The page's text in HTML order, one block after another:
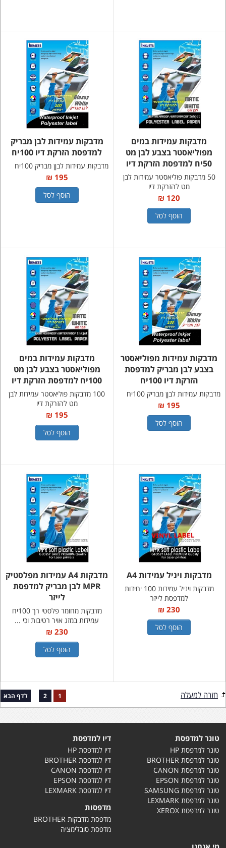
מדבקות עמידות במים
מפוליאסטר בצבע לבן מט
50יח למדפסת הזרקת דיו
50 מדבקות פוליאסטר עמידות לבן
מט להזרקת דיו
120 ₪
הוסף לסל
מדבקות עמידות לבן מבריק
למדפסת הזרקת דיו 100יח
מדבקות עמידות לבןן מבריק 100יח
195 ₪
הוסף לסל
מדבקות עמידות מפוליאסטר
בצבע לבן מבריק למדפסת
הזרקת דיו 100יח
מדבקות עמידות לבןן מבריק 100יח
195 ₪
הוסף לסל
מדבקות עמידות במים
מפוליאסטר בצבע לבן מט
100יח למדפסת הזרקת דיו
100 מדבקות פוליאסטר עמידות לבן
מט להזרקת דיו
195 ₪
הוסף לסל
מדבקות ויניל עמידות A4
מדבקות ויניל עמידות 100 יחידות
למדפסת לייזר
230 ₪
הוסף לסל
מדבקות A4 עמידות מפלסטיק
MPR לבן מבריק למדפסת
לייזר
מדבקות מחומר פלסטי רך 100יח
עמידות במזג אויר רטיבות וכי ...
230 ₪
הוסף לסל
חזרה למעלה 1
2 לדף הבא
טונר למדפסת
טונר למדפסת HP
טונר למדפסת BROTHER
טונר למדפסת CANON
טונר למדפסת EPSON
טונר למדפסת SAMSUNG
טונר למדפסת LEXMARK
טונר למדפסת XEROX
דיו למדפסת
דיו למדפסת HP
דיו למדפסת BROTHER
דיו למדפסת CANON
דיו למדפסת EPSON
דיו למדפסת LEXMARK
מדפסות
מדפסת מדבקות BROTHER
מדפסת סובלימציה